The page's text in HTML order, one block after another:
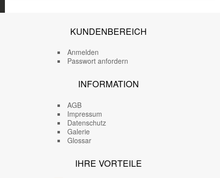
KUNDENBEREICH
Anmelden
Passwort anfordern
INFORMATION
AGB
Impressum
Datenschutz
Galerie
Glossar
IHRE VORTEILE